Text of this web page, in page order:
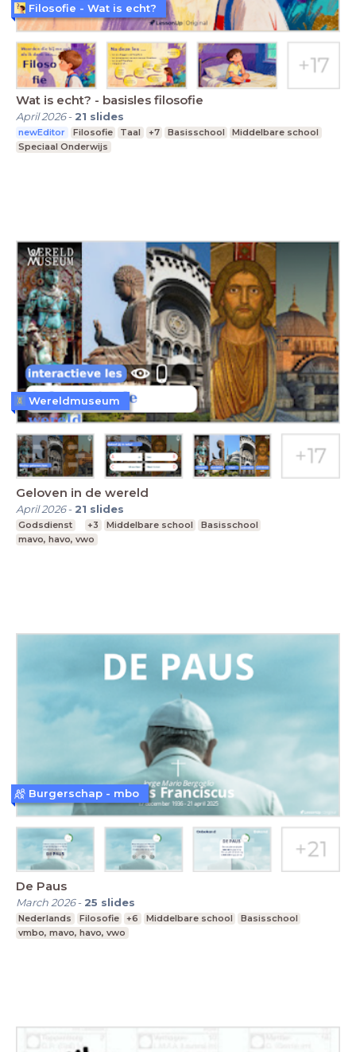
Wat is echt? - basisles filosofie
April 2026- 21 slides
newEditor Filosofie Taal +7 Basisschool
Middelbare school
Speciaal Onderwijs
Filosofie - Wat is echt?
Geloven in de wereld
April 2026- 21 slides
Godsdienst +3 Middelbare school
Basisschool
mavo, havo, vwo
Wereldmuseum
De Paus
March 2026- 25 slides
Nederlands Filosofie +6 Middelbare school
Basisschool
vmbo, mavo, havo, vwo
Burgerschap - mbo